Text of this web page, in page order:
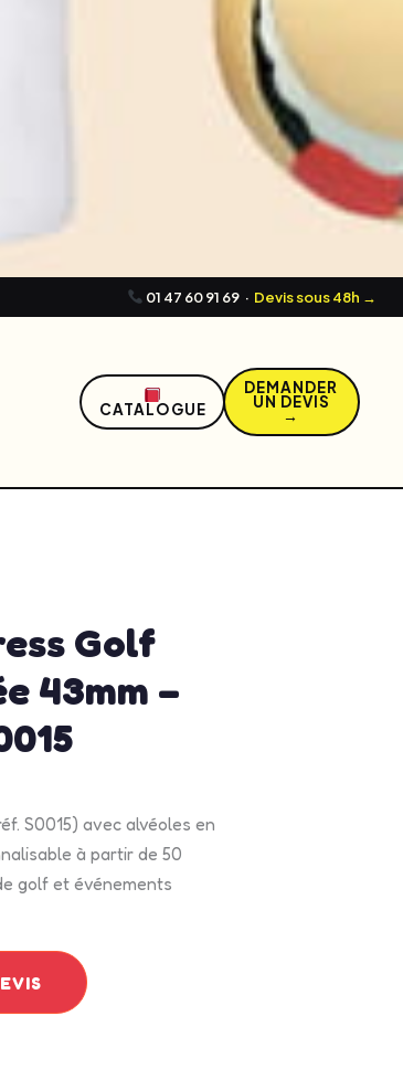
01 47 60 91 69 · Devis sous 48h →
CATALOGUE
DEMANDER
UN DEVIS
→
Golf
43mm –
S0015) avec alvéoles en
à partir de 50
golf et événements